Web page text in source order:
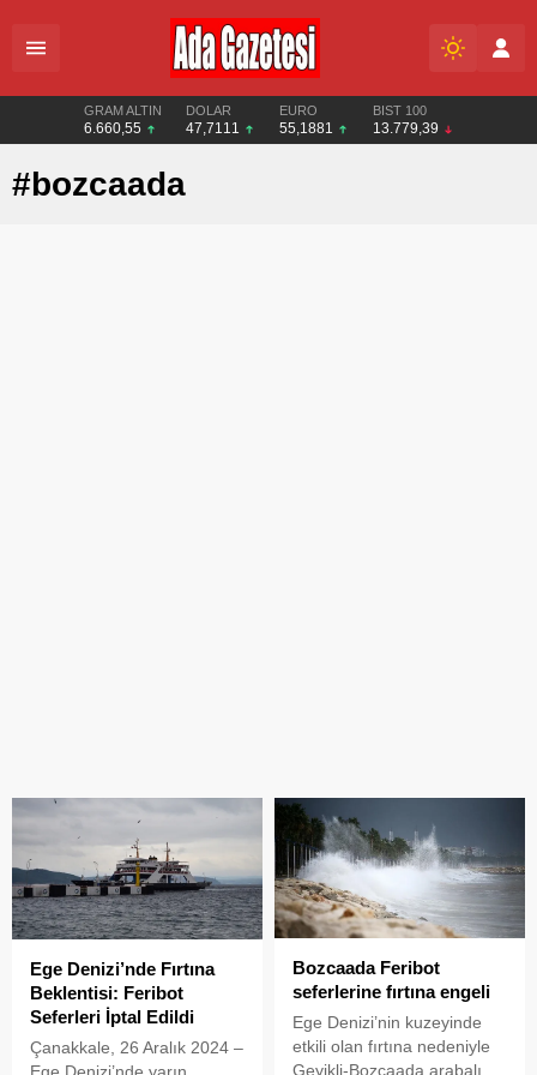
GRAM ALTIN
6.660,55
DOLAR
47,7111
EURO
55,1881
BIST 100
13.779,39
#bozcaada
Ege Denizi’nde Fırtına
Beklentisi: Feribot
Seferleri İptal Edildi
Çanakkale, 26 Aralık 2024 –
Ege Denizi’nde yarın
Bozcaada Feribot
seferlerine fırtına engeli
Ege Denizi’nin kuzeyinde
etkili olan fırtına nedeniyle
Geyikli-Bozcaada arabalı